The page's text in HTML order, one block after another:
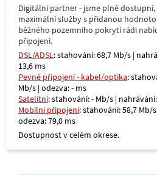
Digitální partner - jsme plně
maximální služby s přidanou
běžného pozemního pokrytí rádi
připojení.
DSL/ADSL: stahování: 68,7 Mb/s |
13,6 ms
Pevné připojení - kabel/optika:
Mb/s | odezva: - ms
Satelitní: stahování: - Mb/s |
Mobilní připojení: stahování: 58,7 Mb/
odezva: 79,0 ms
Dostupnost v celém okrese.